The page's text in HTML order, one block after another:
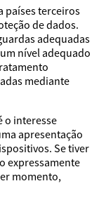
países terceiros
de dados.
adequadas
nível adequado
mediante
o interesse
apresentação
Se tiver
expressamente
momento,